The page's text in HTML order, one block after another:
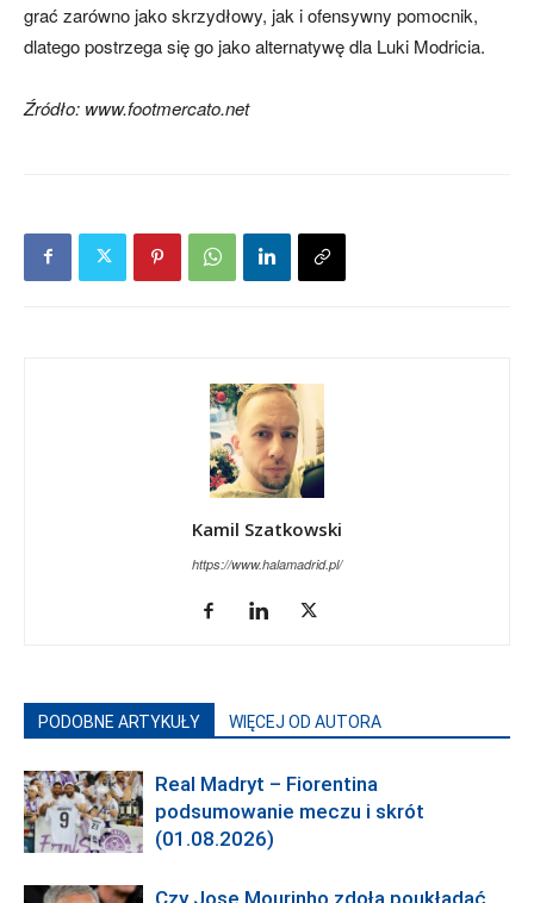
grać zarówno jako skrzydłowy, jak i ofensywny pomocnik,
dlatego postrzega się go jako alternatywę dla Luki Modricia.
Źródło: www.footmercato.net
Kamil Szatkowski
https://www.halamadrid.pl/
PODOBNE ARTYKUŁY WIĘCEJ OD AUTORA
Real Madryt – Fiorentina
podsumowanie meczu i skrót
(01.08.2026)
Czy Jose Mourinho zdoła poukładać